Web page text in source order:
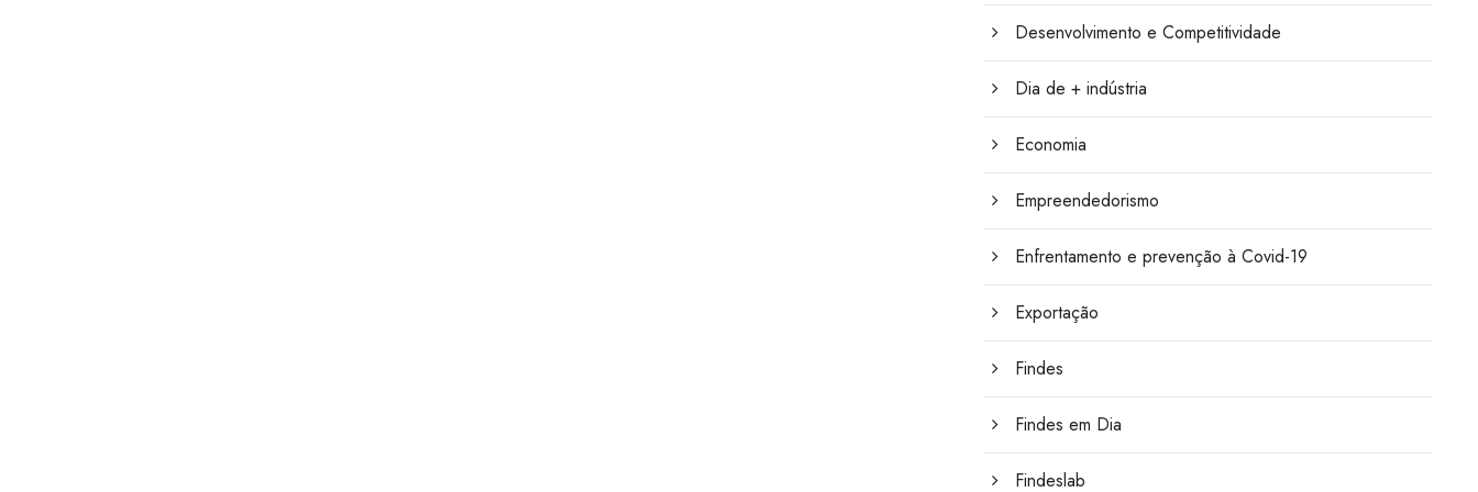
Desenvolvimento e Competitividade
Dia de + indústria
Economia
Empreendedorismo
Enfrentamento e prevenção à Covid-19
Exportação
Findes
Findes em Dia
Findeslab